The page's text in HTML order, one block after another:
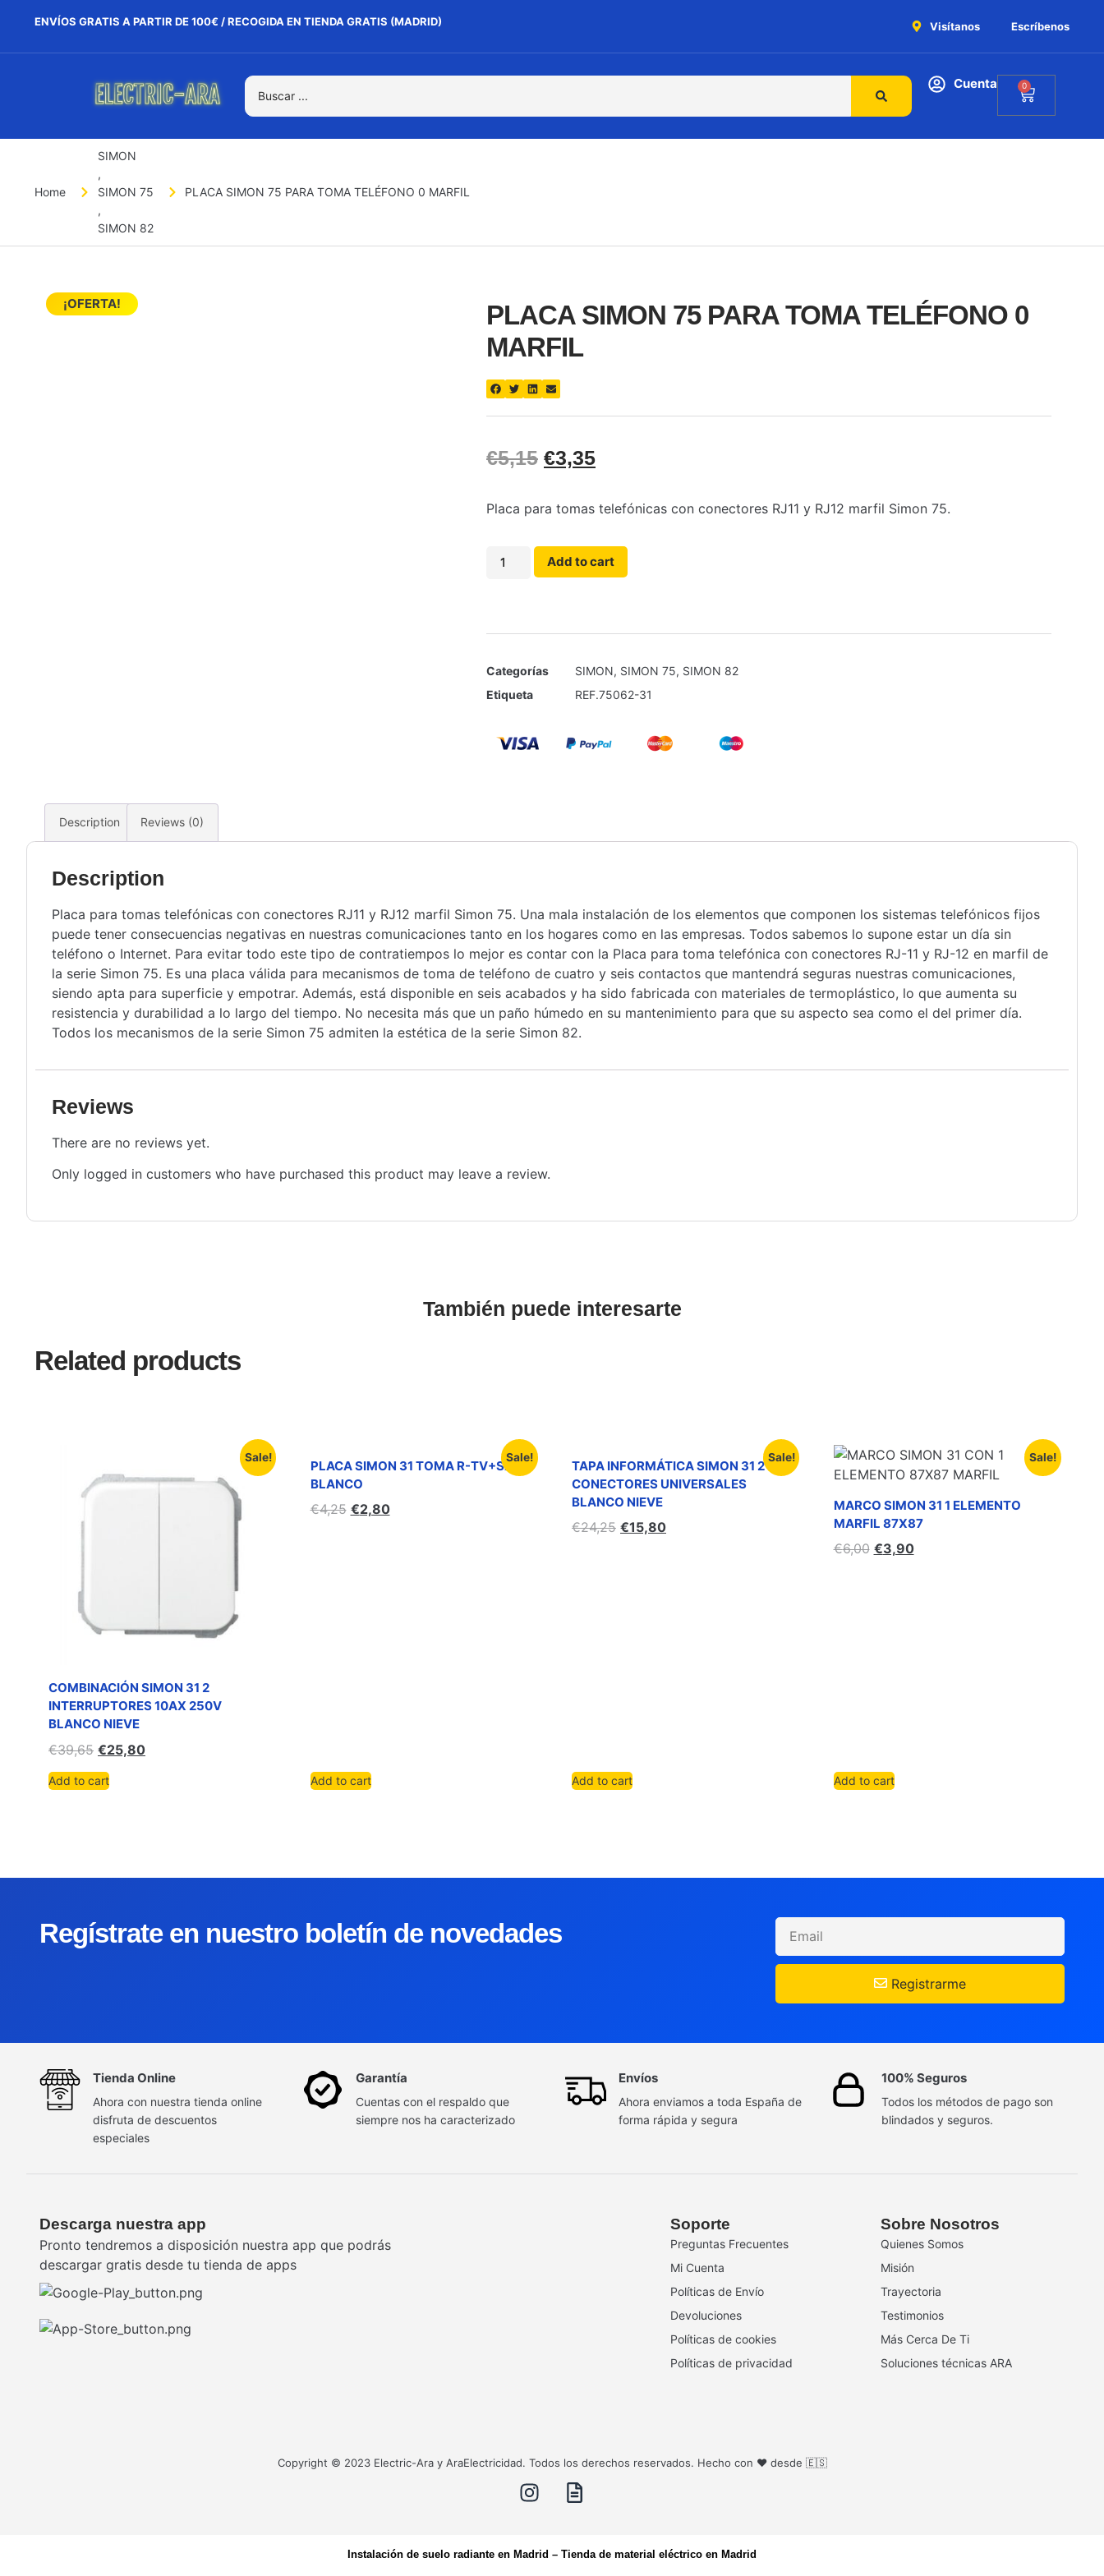
ENVÍOS GRATIS A PARTIR DE 100€ / RECOGIDA EN TIENDA GRATIS (MADRID) Visítanos Escríbenos
Cuenta 0
Home
SIMON
,
SIMON 75
,
SIMON 82
PLACA SIMON 75 PARA TOMA TELÉFONO 0 MARFIL
¡OFERTA!
PLACA SIMON 75 PARA TOMA TELÉFONO 0
MARFIL
€5,15 €3,35
Placa para tomas telefónicas con conectores RJ11 y RJ12 marfil Simon 75.
Add to cart
Categorías SIMON, SIMON 75, SIMON 82
Etiqueta
REF.75062-31
Description Reviews (0)
Description
Placa para tomas telefónicas con conectores RJ11 y RJ12 marfil Simon 75. Una mala instalación de los elementos que componen los sistemas telefónicos fijos
puede tener consecuencias negativas en nuestras comunicaciones tanto en los hogares como en las empresas. Todos sabemos lo supone estar un día sin
teléfono o Internet. Para evitar todo este tipo de contratiempos lo mejor es contar con la Placa para toma telefónica con conectores RJ-11 y RJ-12 en marfil de
la serie Simon 75. Es una placa válida para mecanismos de toma de teléfono de cuatro y seis contactos que mantendrá seguras nuestras comunicaciones,
siendo apta para superficie y empotrar. Además, está disponible en seis acabados y ha sido fabricada con materiales de termoplástico, lo que aumenta su
resistencia y durabilidad a lo largo del tiempo. No necesita más que un paño húmedo en su mantenimiento para que su aspecto sea como el del primer día.
Todos los mecanismos de la serie Simon 75 admiten la estética de la serie Simon 82.
Reviews
There are no reviews yet.
Only logged in customers who have purchased this product may leave a review.
También puede interesarte
Related products
Sale!
COMBINACIÓN SIMON 31 2
INTERRUPTORES 10AX 250V
BLANCO NIEVE
€39,65 €25,80
Add to cart
Sale!
PLACA SIMON 31 TOMA R-TV+SAT
BLANCO
€4,25 €2,80
Add to cart
Sale!
TAPA INFORMÁTICA SIMON 31 2
CONECTORES UNIVERSALES
BLANCO NIEVE
€24,25 €15,80
Add to cart
Sale!
MARCO SIMON 31 1 ELEMENTO
MARFIL 87X87
€6,00 €3,90
Add to cart
Regístrate en nuestro boletín de novedades
Registrarme
Tienda Online
Ahora con nuestra tienda online
disfruta de descuentos
especiales
Garantía
Cuentas con el respaldo que
siempre nos ha caracterizado
Envíos
Ahora enviamos a toda España de
forma rápida y segura
100% Seguros
Todos los métodos de pago son
blindados y seguros.
Descarga nuestra app
Pronto tendremos a disposición nuestra app que podrás
descargar gratis desde tu tienda de apps
Soporte
Preguntas Frecuentes
Mi Cuenta
Políticas de Envío
Devoluciones
Políticas de cookies
Políticas de privacidad
Sobre Nosotros
Quienes Somos
Misión
Trayectoria
Testimonios
Más Cerca De Ti
Soluciones técnicas ARA
Copyright © 2023 Electric-Ara y AraElectricidad. Todos los derechos reservados. Hecho con ❤️ desde 🇪🇸
Instalación de suelo radiante en Madrid – Tienda de material eléctrico en Madrid